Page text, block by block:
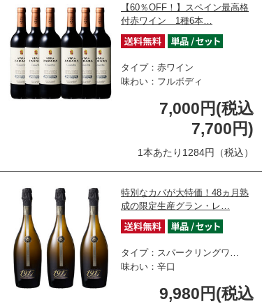
【60％OFF！】スペイン最高格
付赤ワイン 1種6本…
タイプ：赤ワイン
味わい：フルボディ
7,000円(税込
7,700円)
1本あたり1284円（税込）
特別なカバが大特価！48ヵ月熟
成の限定生産グラン・レ…
タイプ：スパークリングワ…
味わい：辛口
9,980円(税込